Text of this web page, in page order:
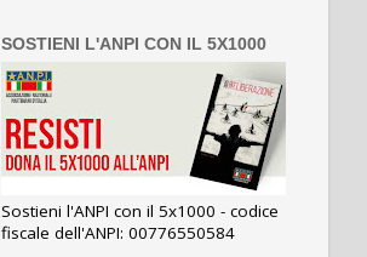
SOSTIENI L'ANPI CON IL 5X1000
Sostieni l'ANPI con il 5x1000 - codice
fiscale dell'ANPI: 00776550584